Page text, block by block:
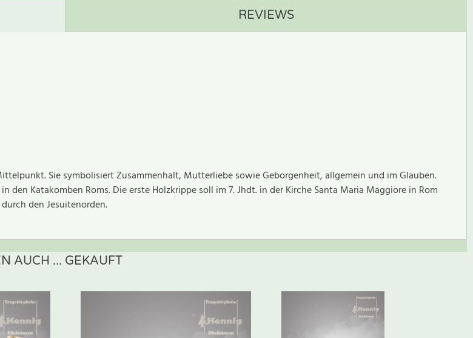
REVIEWS
Sie symbolisiert Zusammenhalt, Mutterliebe sowie Geborgenheit, allgemein und im Glauben.
Katakomben Roms. Die erste Holzkrippe soll im 7. Jhdt. in der Kirche Santa Maria Maggiore in Rom
den Jesuitenorden.
AUCH ... GEKAUFT